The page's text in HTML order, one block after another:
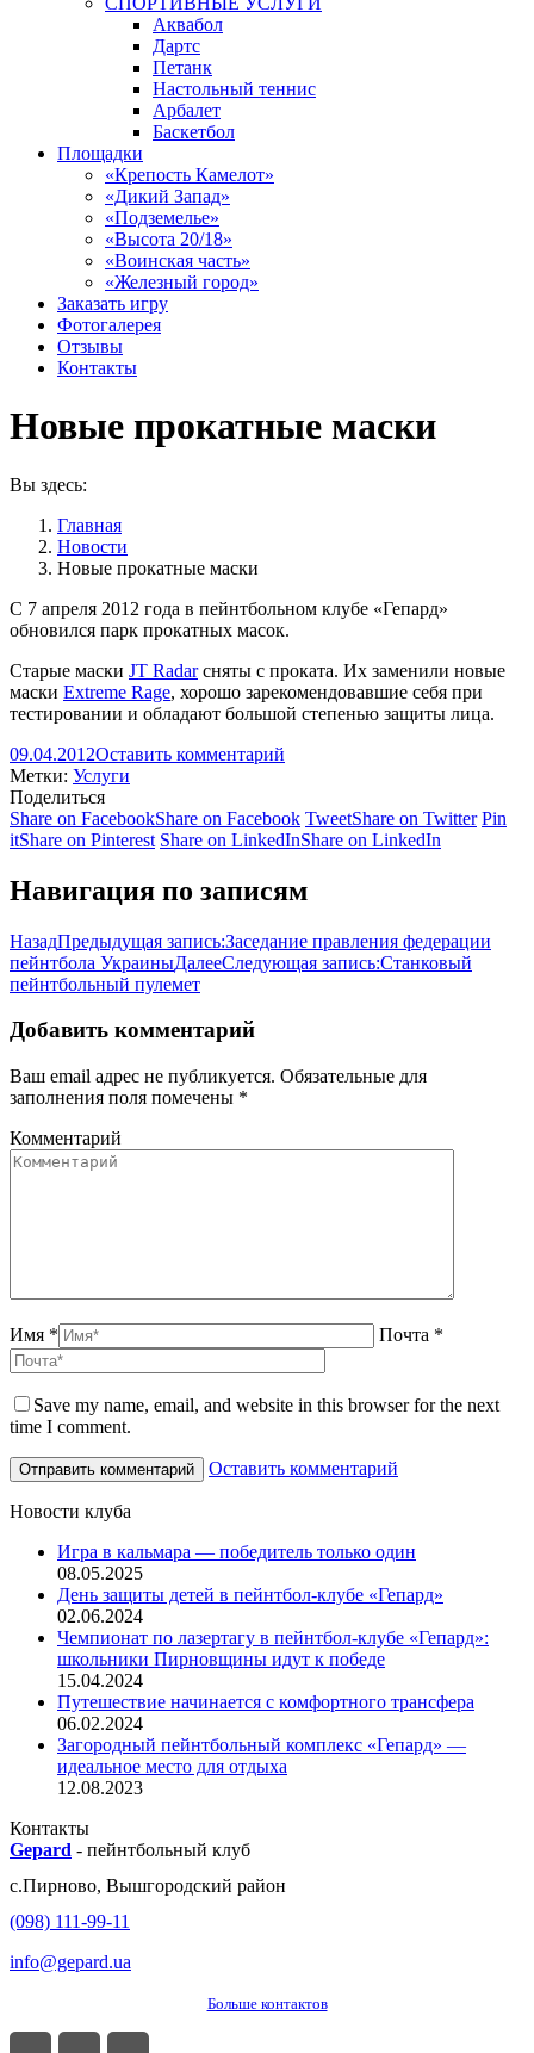
Аквабол
Дартс
Петанк
Настольный теннис
Арбалет
Баскетбол
Площадки
«Крепость Камелот»
«Дикий Запад»
«Подземелье»
«Высота 20/18»
«Воинская часть»
«Железный город»
Заказать игру
Фотогалерея
Отзывы
Контакты
Новые прокатные маски
Вы здесь:
Главная
Новости
Новые прокатные маски
С 7 апреля 2012 года в пейнтбольном клубе «Гепард»
обновился парк прокатных масок.
Старые маски JT Radarсняты с проката. Их заменили новые
маски Extreme Rage, хорошо зарекомендовавшие себя при
тестировании и обладают большой степенью защиты лица.
09.04.2012Оставить комментарий
Метки: Услуги
Поделиться
Share on FacebookShare on Facebook TweetShare on Twitter Pin
itShare on Pinterest Share on LinkedInShare on LinkedIn
Навигация по записям
НазадПредыдущая запись:Заседание правления федерации
пейнтбола УкраиныДалееСледующая запись:Станковый
пейнтбольный пулемет
Добавить комментарий
Ваш email адрес не публикуется. Обязательные для
заполнения поля помечены *
Комментарий
Имя * Почта *
Save my name, email, and website in this browser for the next
time I comment.
Оставить комментарий
Новости клуба
Игра в кальмара — победитель только один
08.05.2025
День защиты детей в пейнтбол-клубе «Гепард»
02.06.2024
Чемпионат по лазертагу в пейнтбол-клубе «Гепард»:
школьники Пирновщины идут к победе
15.04.2024
Путешествие начинается с комфортного трансфера
06.02.2024
Загородный пейнтбольный комплекс «Гепард» —
идеальное место для отдыха
12.08.2023
Контакты
Gepard - пейнтбольный клуб
с.Пирново, Вышгородский район
(098) 111-99-11
info@gepard.ua
Больше контактов